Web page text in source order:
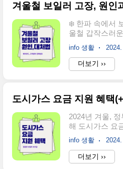
연휴, 그리고 연
미리 세우고, 연
이 글 끝까지 읽
과 연휴, 제대로
총 68일(관공서
❄️ 한파 속에서
울철 갑작스러
편을 넘어 큰 스
다. 난방과 온수
마비될 정도인
보일러 고장 원
까지 읽으시면
실 거예요! 🔍 1.
1-1. 겨울철 고
보일러 연료가
상 작동이 어렵
인하세요.가스
info 생활
더보기 ››
2024년 겨울,
해 도시가스 요
조금 혜택을 발
시적으로 제공
을 챙기려면 정
니다. 이번 글에
info 생활
더보기 ››